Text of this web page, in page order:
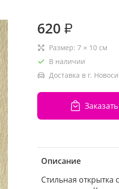
620 ₽
Размер: 7 × 10 см
В наличии
Доставка в г.
Заказать
Описание
Стильная